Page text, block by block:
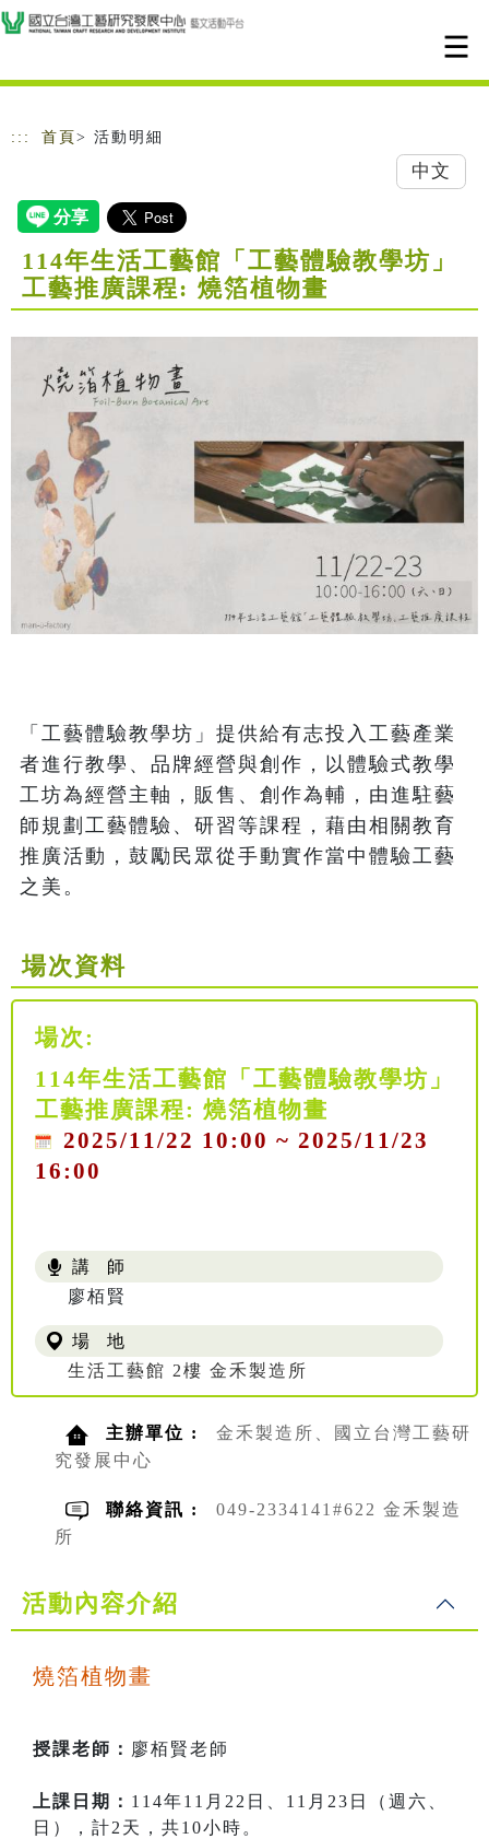
跳到主要內容
網站導覽
::: 首頁 > 活動明細
中文
114年生活工藝館「工藝體驗教學坊」
工藝推廣課程: 燒箔植物畫
「工藝體驗教學坊」提供給有志投入工藝產業
者進行教學、品牌經營與創作，以體驗式教學
工坊為經營主軸，販售、創作為輔，由進駐藝
師規劃工藝體驗、研習等課程，藉由相關教育
推廣活動，鼓勵民眾從手動實作當中體驗工藝
之美。
場次資料
場次:
114年生活工藝館「工藝體驗教學坊」
工藝推廣課程: 燒箔植物畫
2025/11/22 10:00 ~ 2025/11/23
16:00
講 師
廖栢賢
場 地
生活工藝館 2樓 金禾製造所
主辦單位 :
金禾製造所、國立台灣工藝研
究發展中心
聯絡資訊 :
049-2334141#622 金禾製造
所
活動內容介紹
燒箔植物畫
授課老師： 廖栢賢老師
上課日期： 114年11月22日、11月23日（週六、
日），計2天，共10小時。